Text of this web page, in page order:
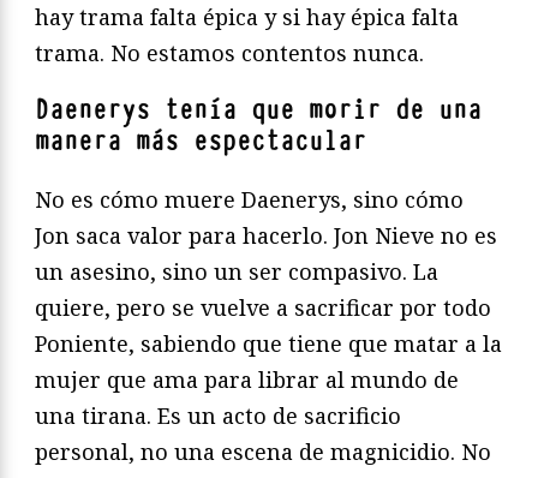
hay trama falta épica y si hay épica falta
trama. No estamos contentos nunca.
Daenerys tenía que morir de una
manera más espectacular
No es cómo muere Daenerys, sino cómo
Jon saca valor para hacerlo. Jon Nieve no es
un asesino, sino un ser compasivo. La
quiere, pero se vuelve a sacrificar por todo
Poniente, sabiendo que tiene que matar a la
mujer que ama para librar al mundo de
una tirana. Es un acto de sacrificio
personal, no una escena de magnicidio. No